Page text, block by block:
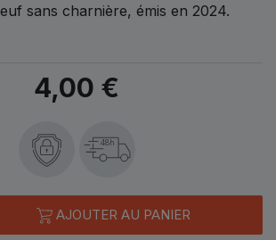
sans charnière, émis en 2024.
4,00 €
48h
AJOUTER AU PANIER